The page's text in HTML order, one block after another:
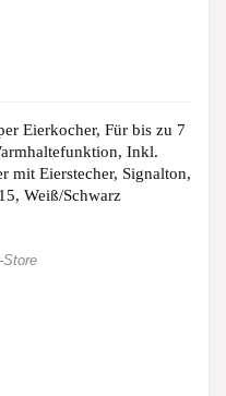
Eierkocher, Für bis zu 7
Inkl.
mit Eierstecher, Signalton,
Weiß/Schwarz
Store